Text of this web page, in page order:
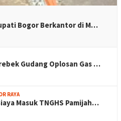
Bogor Berkantor di M…
Gudang Oplosan Gas …
RAYA
Masuk TNGHS Pamijah…